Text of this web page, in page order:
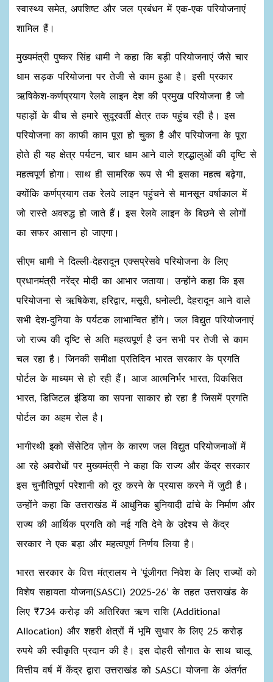
स्वास्थ्य समेत, अपशिष्ट और जल प्रबंधन में एक-एक परियोजनाएं
शामिल हैं।
मुख्यमंत्री पुष्कर सिंह धामी ने कहा कि बड़ी परियोजनाएं जैसे चार
धाम सड़क परियोजना पर तेजी से काम हुआ है। इसी प्रकार
ऋषिकेश-कर्णप्रयाग रेलवे लाइन देश की प्रमुख परियोजना है जो
पहाड़ों के बीच से हमारे सुदूरवर्ती क्षेत्र तक पहुंच रही है। इस
परियोजना का काफी काम पूरा हो चुका है और परियोजना के पूरा
होते ही यह क्षेत्र पर्यटन, चार धाम आने वाले श्रद्धालुओं की दृष्टि से
महत्वपूर्ण होगा। साथ ही सामरिक रूप से भी इसका महत्व बढ़ेगा,
क्योंकि कर्णप्रयाग तक रेलवे लाइन पहुंचने से मानसून वर्षाकाल में
जो रास्ते अवरुद्ध हो जाते हैं। इस रेलवे लाइन के बिछने से लोगों
का सफर आसान हो जाएगा।
सीएम धामी ने दिल्ली-देहरादून एक्सप्रेसवे परियोजना के लिए
प्रधानमंत्री नरेंद्र मोदी का आभार जताया। उन्होंने कहा कि इस
परियोजना से ऋषिकेश, हरिद्वार, मसूरी, धनोल्टी, देहरादून आने वाले
सभी देश-दुनिया के पर्यटक लाभान्वित होंगे। जल विद्युत परियोजनाएं
जो राज्य की दृष्टि से अति महत्वपूर्ण है उन सभी पर तेजी से काम
चल रहा है। जिनकी समीक्षा प्रतिदिन भारत सरकार के प्रगति
पोर्टल के माध्यम से हो रही हैं। आज आत्मनिर्भर भारत, विकसित
भारत, डिजिटल इंडिया का सपना साकार हो रहा है जिसमें प्रगति
पोर्टल का अहम रोल है।
भागीरथी इको सेंसेटिव ज़ोन के कारण जल विद्युत परियोजनाओं में
आ रहे अवरोधों पर मुख्यमंत्री ने कहा कि राज्य और केंद्र सरकार
इस चुनौतिपूर्ण परेशानी को दूर करने के प्रयास करने में जुटी है।
उन्होंने कहा कि उत्तराखंड में आधुनिक बुनियादी ढांचे के निर्माण और
राज्य की आर्थिक प्रगति को नई गति देने के उद्देश्य से केंद्र
सरकार ने एक बड़ा और महत्वपूर्ण निर्णय लिया है।
भारत सरकार के वित्त मंत्रालय ने ‘पूंजीगत निवेश के लिए राज्यों को
विशेष सहायता योजना(SASCI) 2025-26’ के तहत उत्तराखंड के
लिए ₹734 करोड़ की अतिरिक्त ऋण राशि (Additional
Allocation) और शहरी क्षेत्रों में भूमि सुधार के लिए 25 करोड़
रुपये की स्वीकृति प्रदान की है। इस दोहरी सौगात के साथ चालू
वित्तीय वर्ष में केंद्र द्वारा उत्तराखंड को SASCI योजना के अंतर्गत